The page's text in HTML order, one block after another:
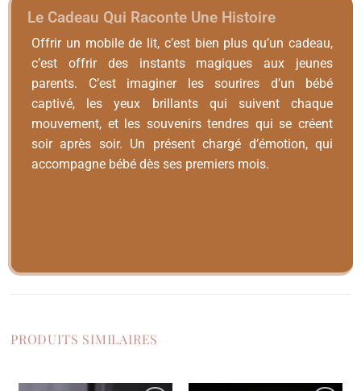
Le Cadeau Qui Raconte Une Histoire
Offrir un mobile de lit, c’est bien plus qu’un cadeau,
c’est offrir des instants magiques aux jeunes
parents. C’est imaginer les sourires d’un bébé
captivé, les yeux brillants qui suivent chaque
mouvement, et les souvenirs tendres qui se créent
soir après soir. Un présent chargé d’émotion, qui
accompagne bébé dès ses premiers mois.
PRODUITS SIMILAIRES